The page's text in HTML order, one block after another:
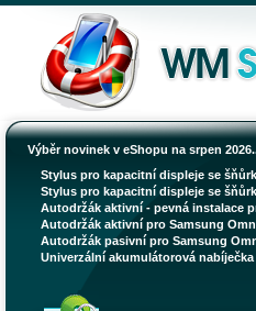
Výběr novinek v eShopu na srpen
Stylus pro kapacitní displeje se
Stylus pro kapacitní displeje se
Autodržák aktivní - pevná instalace
Autodržák aktivní pro Samsung
Autodržák pasivní pro Samsung
Univerzální akumulátorová nabíječka